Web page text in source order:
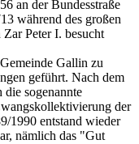
an der Bundesstraße
während des großen
Peter I. besucht
Gallin zu
geführt. Nach dem
sogenannte
der
1990 entstand wieder
nämlich das "Gut